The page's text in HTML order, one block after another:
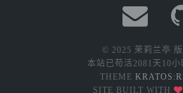
© 2025 茉莉兰亭 版
本站已苟活2081天10
THEME
SITE BUILT WITH